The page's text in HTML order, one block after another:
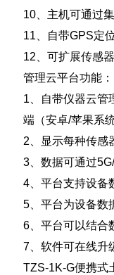
10、主机可通过
11、自带GPS定
12、可扩展传感
管理云平台功能：
1、自带仪器云管
端（安卓/苹果系
2、显示每种传感
3、数据可通过
4、平台支持设备
5、平台为设备数
6、平台可以结合
7、软件可在线升
TZS-1K-G便携式